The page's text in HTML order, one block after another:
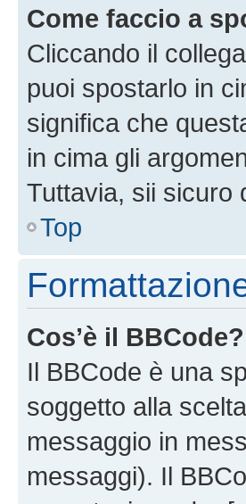
Come faccio a
Cliccando il
puoi spostarlo in
significa che
in cima gli
Tuttavia, sii sicuro
Top
Cos’è il BBCode?
Il BBCode è una
soggetto alla
messaggio in
messaggi). Il